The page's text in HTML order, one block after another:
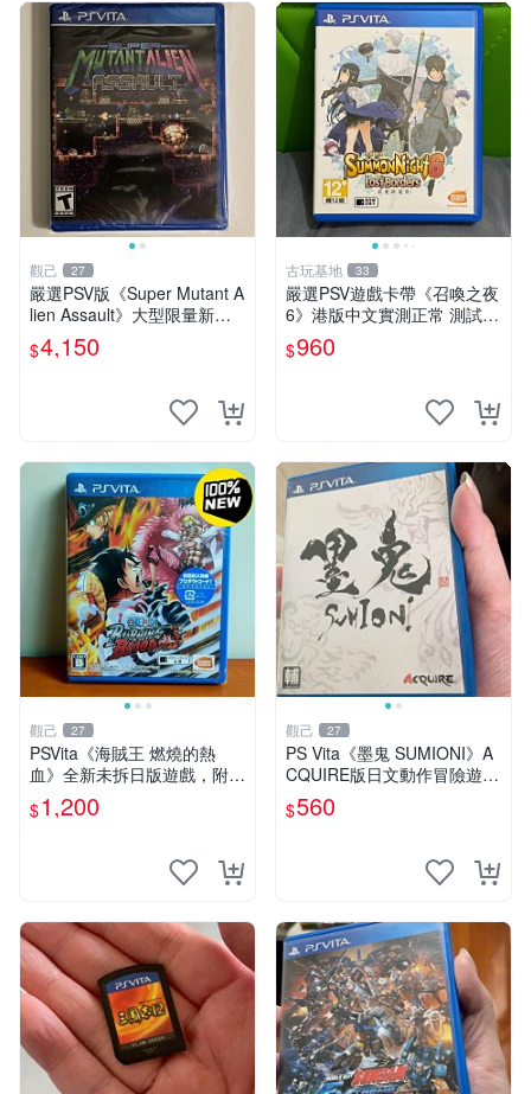
觀己 27
嚴選PSV版《Super Mutant A
lien Assault》大型限量新品
正版未開封 電玩 專玩 PS Vit
a 超級怪獸遊戲
$4,150
古玩基地 33
嚴選PSV遊戲卡帶《召喚之夜
6》港版中文實測正常 測試完
好 古董機型珍藏 psv 召喚之
夜 港版中文
$960
觀己 27
PSVita《海賊王 燃燒的熱
血》全新未拆日版遊戲，附原
盒保全新收藏 海賊王 PSVita
日版 游戲機
$1,200
觀己 27
PS Vita《墨鬼 SUMIONI》A
CQUIRE版日文動作冒險遊戲
支持觸控 國內發貨 同城享優
惠 中文日文對譯 好成色卡帶
$560